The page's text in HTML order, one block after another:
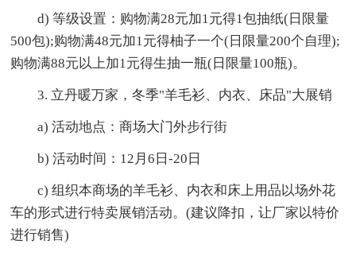
d) 等级设置：购物满28元加1元得1包抽纸(日限量
500包);购物满48元加1元得柚子一个(日限量200个自理);
购物满88元以上加1元得生抽一瓶(日限量100瓶)。
3. 立丹暖万家，冬季"羊毛衫、内衣、床品"大展销
a) 活动地点：商场大门外步行街
b) 活动时间：12月6日-20日
c) 组织本商场的羊毛衫、内衣和床上用品以场外花
车的形式进行特卖展销活动。(建议降扣，让厂家以特价
进行销售)